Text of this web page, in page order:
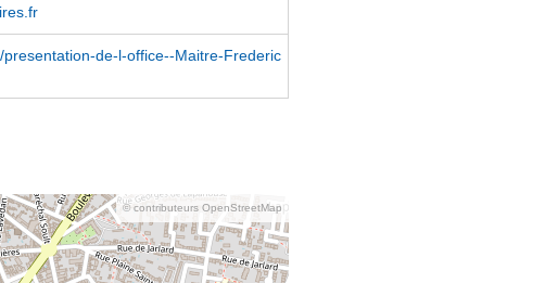
de-l-office--Maitre-Frederic
© contributeurs OpenStreetMap